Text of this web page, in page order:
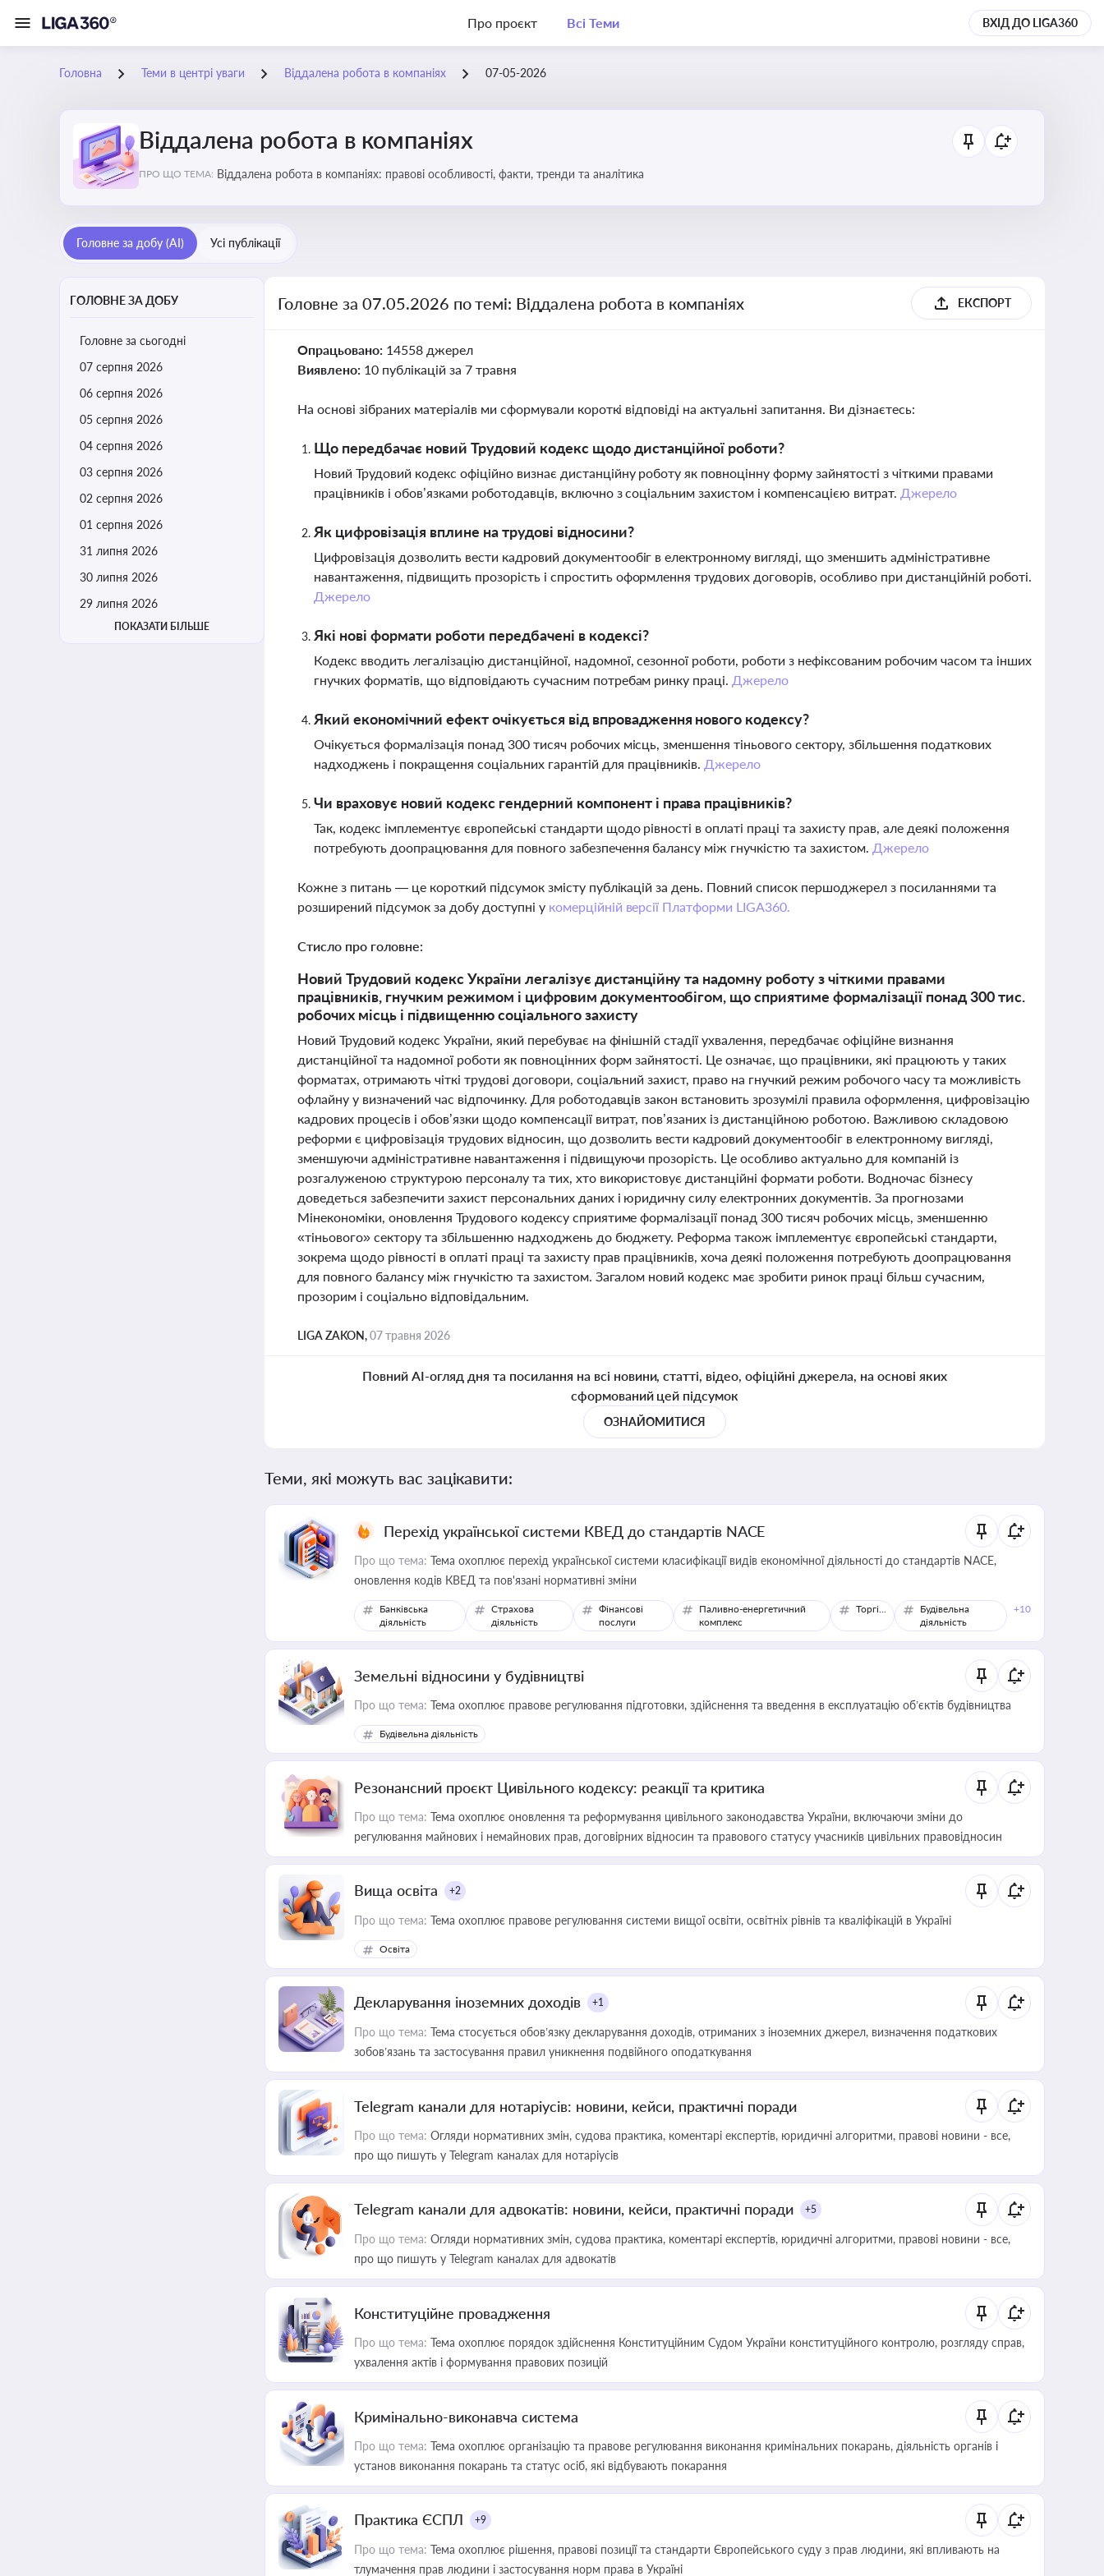
Про проєкт Всі Теми ВХІД ДО LIGA360
Головна Теми в центрі уваги Віддалена робота в компаніях 07-05-2026
Віддалена робота в компаніях
ПРО ЩО ТЕМА: Віддалена робота в компаніях: правові особливості, факти, тренди та аналітика
Головне за добу (AI) Усі публікації
ГОЛОВНЕ ЗА ДОБУ
Головне за сьогодні
07 серпня 2026
06 серпня 2026
05 серпня 2026
04 серпня 2026
03 серпня 2026
02 серпня 2026
01 серпня 2026
31 липня 2026
30 липня 2026
29 липня 2026
ПОКАЗАТИ БІЛЬШЕ
Головне за 07.05.2026 по темі: Віддалена робота в компаніях ЕКСПОРТ
Опрацьовано: 14558 джерел
Виявлено: 10 публікацій за 7 травня
На основі зібраних матеріалів ми сформували короткі відповіді на актуальні запитання. Ви дізнаєтесь:
Що передбачає новий Трудовий кодекс щодо дистанційної роботи?
Новий Трудовий кодекс офіційно визнає дистанційну роботу як повноцінну форму зайнятості з чіткими правами
працівників і обов’язками роботодавців, включно з соціальним захистом і компенсацією витрат. Джерело
Як цифровізація вплине на трудові відносини?
Цифровізація дозволить вести кадровий документообіг в електронному вигляді, що зменшить адміністративне
навантаження, підвищить прозорість і спростить оформлення трудових договорів, особливо при дистанційній роботі.
Джерело
Які нові формати роботи передбачені в кодексі?
Кодекс вводить легалізацію дистанційної, надомної, сезонної роботи, роботи з нефіксованим робочим часом та інших
гнучких форматів, що відповідають сучасним потребам ринку праці. Джерело
Який економічний ефект очікується від впровадження нового кодексу?
Очікується формалізація понад 300 тисяч робочих місць, зменшення тіньового сектору, збільшення податкових
надходжень і покращення соціальних гарантій для працівників. Джерело
Чи враховує новий кодекс гендерний компонент і права працівників?
Так, кодекс імплементує європейські стандарти щодо рівності в оплаті праці та захисту прав, але деякі положення
потребують доопрацювання для повного забезпечення балансу між гнучкістю та захистом. Джерело
Кожне з питань — це короткий підсумок змісту публікацій за день. Повний список першоджерел з посиланнями та
розширений підсумок за добу доступні у комерційній версії Платформи LIGA360.
Стисло про головне:
Новий Трудовий кодекс України легалізує дистанційну та надомну роботу з чіткими правами
працівників, гнучким режимом і цифровим документообігом, що сприятиме формалізації понад 300 тис.
робочих місць і підвищенню соціального захисту
Новий Трудовий кодекс України, який перебуває на фінішній стадії ухвалення, передбачає офіційне визнання
дистанційної та надомної роботи як повноцінних форм зайнятості. Це означає, що працівники, які працюють у таких
форматах, отримають чіткі трудові договори, соціальний захист, право на гнучкий режим робочого часу та можливість
офлайну у визначений час відпочинку. Для роботодавців закон встановить зрозумілі правила оформлення, цифровізацію
кадрових процесів і обов’язки щодо компенсації витрат, пов’язаних із дистанційною роботою. Важливою складовою
реформи є цифровізація трудових відносин, що дозволить вести кадровий документообіг в електронному вигляді,
зменшуючи адміністративне навантаження і підвищуючи прозорість. Це особливо актуально для компаній із
розгалуженою структурою персоналу та тих, хто використовує дистанційні формати роботи. Водночас бізнесу
доведеться забезпечити захист персональних даних і юридичну силу електронних документів. За прогнозами
Мінекономіки, оновлення Трудового кодексу сприятиме формалізації понад 300 тисяч робочих місць, зменшенню
«тіньового» сектору та збільшенню надходжень до бюджету. Реформа також імплементує європейські стандарти,
зокрема щодо рівності в оплаті праці та захисту прав працівників, хоча деякі положення потребують доопрацювання
для повного балансу між гнучкістю та захистом. Загалом новий кодекс має зробити ринок праці більш сучасним,
прозорим і соціально відповідальним.
LIGA ZAKON,07 травня 2026
Повний AI-огляд дня та посилання на всі новини, статті, відео, офіційні джерела, на основі яких
сформований цей підсумок
ОЗНАЙОМИТИСЯ
Теми, які можуть вас зацікавити:
Перехід української системи КВЕД до стандартів NACE
Про що тема: Тема охоплює перехід української системи класифікації видів економічної діяльності до стандартів NACE,
оновлення кодів КВЕД та пов'язані нормативні зміни
Банківська
діяльність
Страхова
діяльність
Фінансові
послуги
Паливно-енергетичний
комплекс
Торгівля
Будівельна
діяльність
+10
Земельні відносини у будівництві
Про що тема: Тема охоплює правове регулювання підготовки, здійснення та введення в експлуатацію об’єктів будівництва
Будівельна діяльність
Резонансний проєкт Цивільного кодексу: реакції та критика
Про що тема: Тема охоплює оновлення та реформування цивільного законодавства України, включаючи зміни до
регулювання майнових і немайнових прав, договірних відносин та правового статусу учасників цивільних правовідносин
Вища освіта +2
Про що тема: Тема охоплює правове регулювання системи вищої освіти, освітніх рівнів та кваліфікацій в Україні
Освіта
Декларування іноземних доходів +1
Про що тема: Тема стосується обов’язку декларування доходів, отриманих з іноземних джерел, визначення податкових
зобов’язань та застосування правил уникнення подвійного оподаткування
Telegram канали для нотаріусів: новини, кейси, практичні поради
Про що тема: Огляди нормативних змін, судова практика, коментарі експертів, юридичні алгоритми, правові новини - все,
про що пишуть у Telegram каналах для нотаріусів
Telegram канали для адвокатів: новини, кейси, практичні поради +5
Про що тема: Огляди нормативних змін, судова практика, коментарі експертів, юридичні алгоритми, правові новини - все,
про що пишуть у Telegram каналах для адвокатів
Конституційне провадження
Про що тема: Тема охоплює порядок здійснення Конституційним Судом України конституційного контролю, розгляду справ,
ухвалення актів і формування правових позицій
Кримінально-виконавча система
Про що тема: Тема охоплює організацію та правове регулювання виконання кримінальних покарань, діяльність органів і
установ виконання покарань та статус осіб, які відбувають покарання
Практика ЄСПЛ +9
Про що тема: Тема охоплює рішення, правові позиції та стандарти Європейського суду з прав людини, які впливають на
тлумачення прав людини і застосування норм права в Україні